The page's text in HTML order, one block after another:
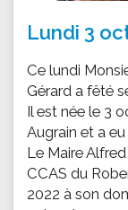
Lundi 3
Ce lundi
Gérard a fêté
Il est née le 3
Augrain et a
Le Maire
CCAS du
2022 à son